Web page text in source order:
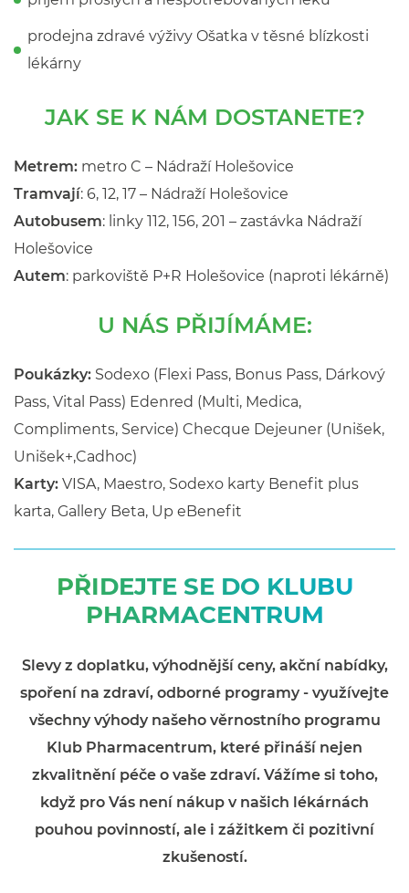
prodejna zdravé výživy Ošatka v těsné blízkosti
lékárny
JAK SE K NÁM DOSTANETE?
Metrem: metro C – Nádraží Holešovice
Tramvají: 6, 12, 17 – Nádraží Holešovice
Autobusem: linky 112, 156, 201 – zastávka Nádraží
Holešovice
Autem: parkoviště P+R Holešovice (naproti lékárně)
U NÁS PŘIJÍMÁME:
Poukázky: Sodexo (Flexi Pass, Bonus Pass, Dárkový
Pass, Vital Pass) Edenred (Multi, Medica,
Compliments, Service) Checque Dejeuner (Unišek,
Unišek+,Cadhoc)
Karty: VISA, Maestro, Sodexo karty Benefit plus
karta, Gallery Beta, Up eBenefit
PŘIDEJTE SE DO KLUBU
PHARMACENTRUM
Slevy z doplatku, výhodnější ceny, akční nabídky,
spoření na zdraví, odborné programy - využívejte
všechny výhody našeho věrnostního programu
Klub Pharmacentrum, které přináší nejen
zkvalitnění péče o vaše zdraví. Vážíme si toho,
když pro Vás není nákup v našich lékárnách
pouhou povinností, ale i zážitkem či pozitivní
zkušeností.